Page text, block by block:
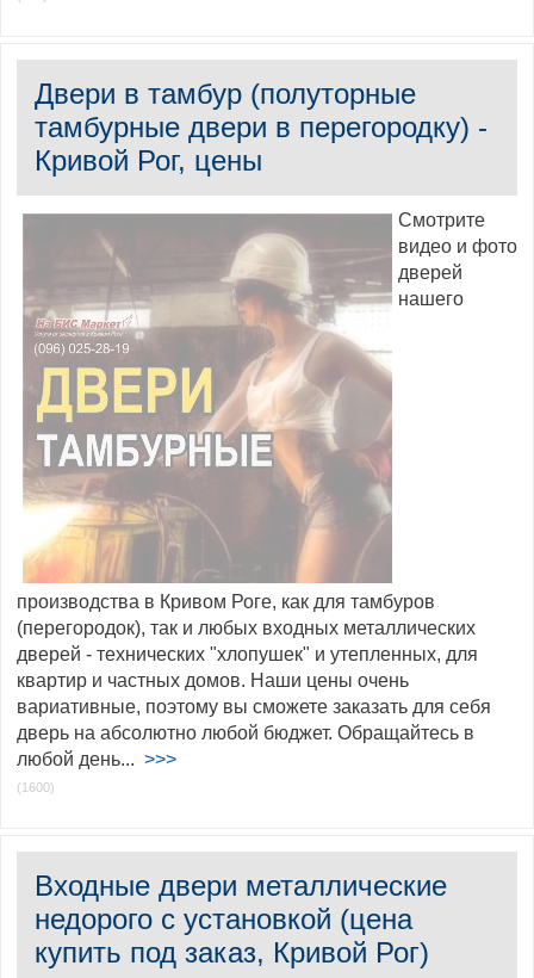
Двери в тамбур (полуторные
тамбурные двери в перегородку) -
Кривой Рог, цены
Смотрите
видео и фото
дверей
нашего
производства в Кривом Роге, как для тамбуров
(перегородок), так и любых входных металлических
дверей - технических "хлопушек" и утепленных, для
квартир и частных домов. Наши цены очень
вариативные, поэтому вы сможете заказать для себя
дверь на абсолютно любой бюджет. Обращайтесь в
любой день... >>>
(1600)
Входные двери металлические
недорого с установкой (цена
купить под заказ, Кривой Рог)